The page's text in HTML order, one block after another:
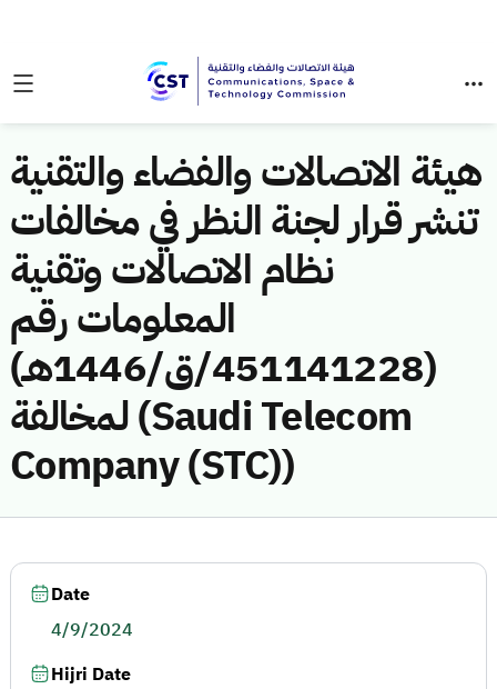
هيئة الاتصالات والفضاء والتقنية
تنشر قرار لجنة النظر في مخالفات
نظام الاتصالات وتقنية
المعلومات رقم
(451141228/ق/1446هـ)
لمخالفة (Saudi Telecom
Company (STC))
Date
4/9/2024
Hijri Date